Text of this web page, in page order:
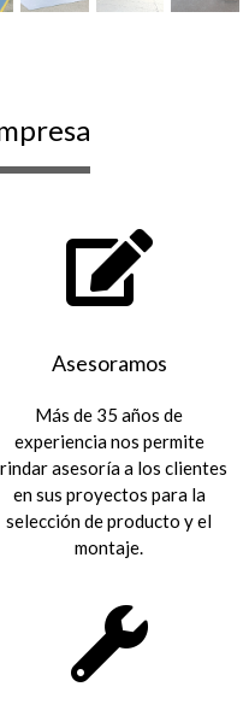
Asesoramos
Más de 35 años de
experiencia nos permite
asesoría a los clientes
en sus proyectos para la
selección de producto y el
montaje.